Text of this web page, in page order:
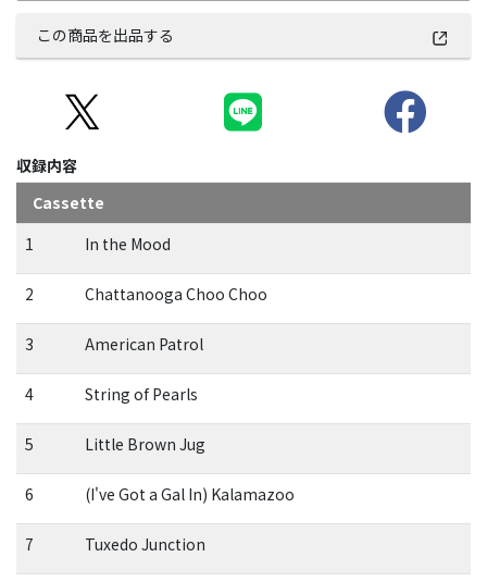
この商品を出品する
収録内容
Cassette
1
In the Mood
2 Chattanooga Choo Choo
3 American Patrol
4 String of Pearls
5 Little Brown Jug
6 (I've Got a Gal In) Kalamazoo
7 Tuxedo Junction